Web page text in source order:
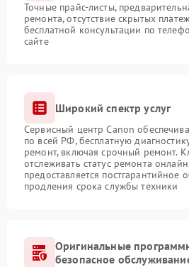
Точные прайс-листы,
ремонта, отсутствие скрытых
бесплатной консультации по
сайте
Широкий спектр услуг
Сервисный центр Canon
по всей РФ, бесплатную
ремонт, включая срочный ремонт.
отслеживать статус ремонта
предоставляется постгарантийное
продления срока службы техники
Оригинальные
безопасное